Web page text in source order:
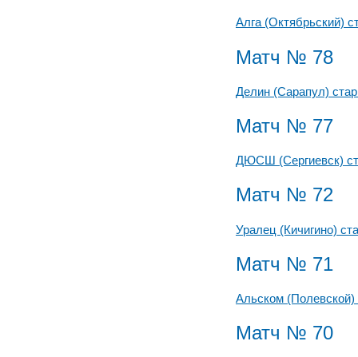
Алга (Октябрьский)
Матч № 78
Делин (Сарапул)
Матч № 77
ДЮСШ (Сергиевск)
Матч № 72
Уралец (Кичигино)
Матч № 71
Альском (Полевской)
Матч № 70